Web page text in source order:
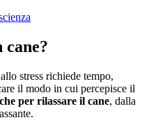
cane?
stress richiede tempo,
il modo in cui percepisce il
per rilassare il cane, dalla